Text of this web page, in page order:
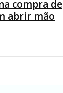
compra de
abrir mão